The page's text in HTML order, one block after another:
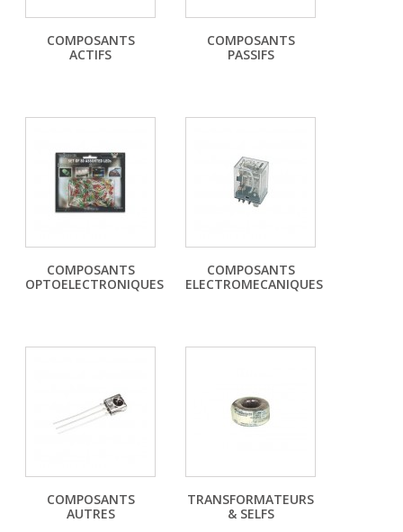
COMPOSANTS
ACTIFS
COMPOSANTS
PASSIFS
COMPOSANTS
OPTOELECTRONIQUES
COMPOSANTS
ELECTROMECANIQUES
COMPOSANTS
AUTRES
TRANSFORMATEURS
& SELFS